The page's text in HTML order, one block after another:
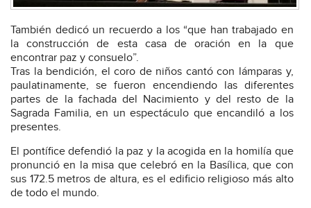
También dedicó un recuerdo a los “que han trabajado en
la construcción de esta casa de oración en la que
encontrar paz y consuelo”.
Tras la bendición, el coro de niños cantó con lámparas y,
paulatinamente, se fueron encendiendo las diferentes
partes de la fachada del Nacimiento y del resto de la
Sagrada Familia, en un espectáculo que encandiló a los
presentes.
El pontífice defendió la paz y la acogida en la homilía que
pronunció en la misa que celebró en la Basílica, que con
sus 172.5 metros de altura, es el edificio religioso más alto
de todo el mundo.